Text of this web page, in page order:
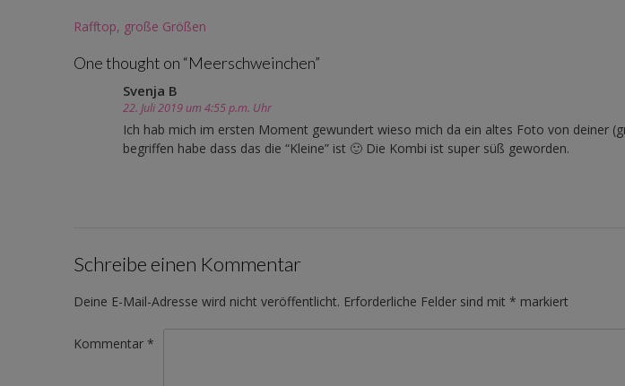
Post
Rafftop, große Größen
One thought on “Meerschweinchen”
Svenja B
22. Juli 2019 um 4:55 p.m. Uhr
Ich hab mich im ersten Moment gewundert wieso mich da ein altes Foto von deiner
begriffen habe dass das die “Kleine” ist 🙂 Die Kombi ist super süß geworden.
Schreibe einen Kommentar
Deine E-Mail-Adresse wird nicht veröffentlicht. Erforderliche Felder sind mit * markiert
Kommentar *